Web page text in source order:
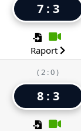
7 : 3
Raport
( 2 : 0 )
8 : 3